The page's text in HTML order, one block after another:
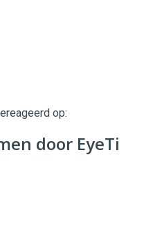
op:
door EyeTi